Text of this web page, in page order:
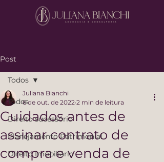
Post
Todos
Direito sucessório
Planejamento Patrimonial
Direito Imobiliário
Todos
Cuidados antes de
assinar contrato de
compra e venda de
Juliana Bianchi
6 de out. de 2022 2 min de leitura